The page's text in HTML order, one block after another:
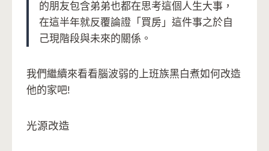
的朋友包含弟弟也都在思考這個人生大事，
在這半年就反覆論證「買房」這件事之於自
己現階段與未來的關係。
我們繼續來看看腦波弱的上班族黑白煮如何改造
他的家吧!
光源改造